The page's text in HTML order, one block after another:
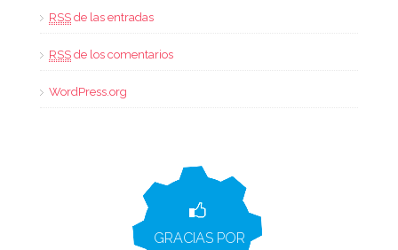
RSS de las entradas
RSS de los comentarios
WordPress.org
GRACIAS POR